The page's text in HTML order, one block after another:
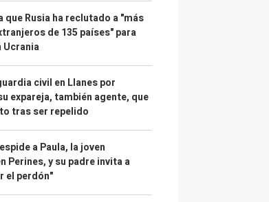
que Rusia ha reclutado a "más
de 135 países" para
Ucrania
civil en Llanes por
expareja, también agente, que
tras ser repelido
a Paula, la joven
Perines, y su padre invita a
el perdón"